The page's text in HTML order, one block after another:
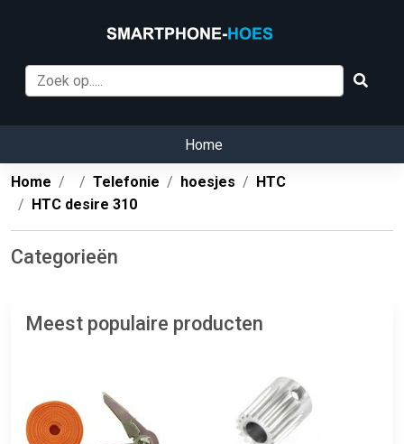
Home
Home Telefonie hoesjes
HTC
HTC desire 310
Categorieën
Meest populaire producten